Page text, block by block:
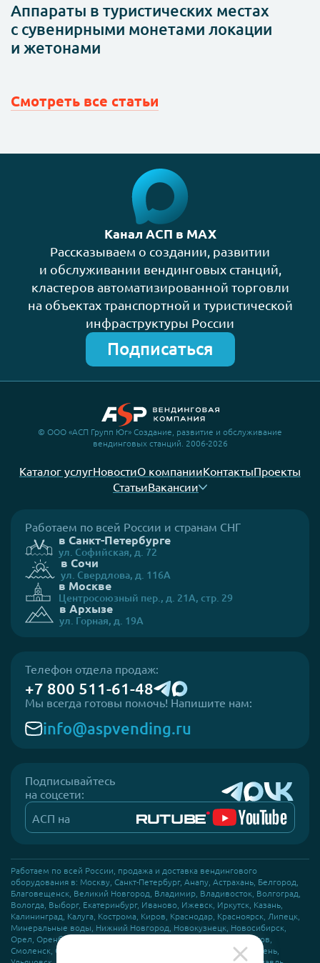
Аппараты в туристических местах
с сувенирными монетами локации
и жетонами
Смотреть все статьи
Канал АСП в MAX
Рассказываем о создании, развитии
и обслуживании вендинговых станций,
кластеров автоматизированной торговли
на объектах транспортной и туристической
инфраструктуры России
Подписаться
© ООО «АСП Групп Юг» Создание, развитие и обслуживание
вендинговых станций. 2006-2026
Каталог услугНовостиО компанииКонтактыПроекты
СтатьиВакансии
Работаем по всей России и странам СНГ
в Санкт-Петербурге
ул. Софийская, д. 72
в Сочи
ул. Свердлова, д. 116А
в Москве
Центросоюзный пер., д. 21А, стр. 29
в Архызе
ул. Горная, д. 19А
Телефон отдела продаж:
+7 800 511-61-48
Мы всегда готовы помочь! Напишите нам:
info@aspvending.ru
Подписывайтесь
на соцсети:
АСП на
Работаем по всей России, продажа и доставка вендингового
оборудования в: Москву, Санкт-Петербург, Анапу, Астрахань, Белгород,
Благовещенск, Великий Новгород, Владимир, Владивосток, Волгоград,
Вологда, Выборг, Екатеринбург, Иваново, Ижевск, Иркутск, Казань,
Калининград, Калуга, Кострома, Киров, Краснодар, Красноярск, Липецк,
Минеральные воды, Нижний Новгород, Новокузнецк, Новосибирск,
Орел, Оренбург, Пермь, Псков, Ростов-на-Дону, Самара, Саратов,
Смоленск, Сочи, Сыктывкар, Тамбов, Томск, Туапсе, Тула, Тюмень,